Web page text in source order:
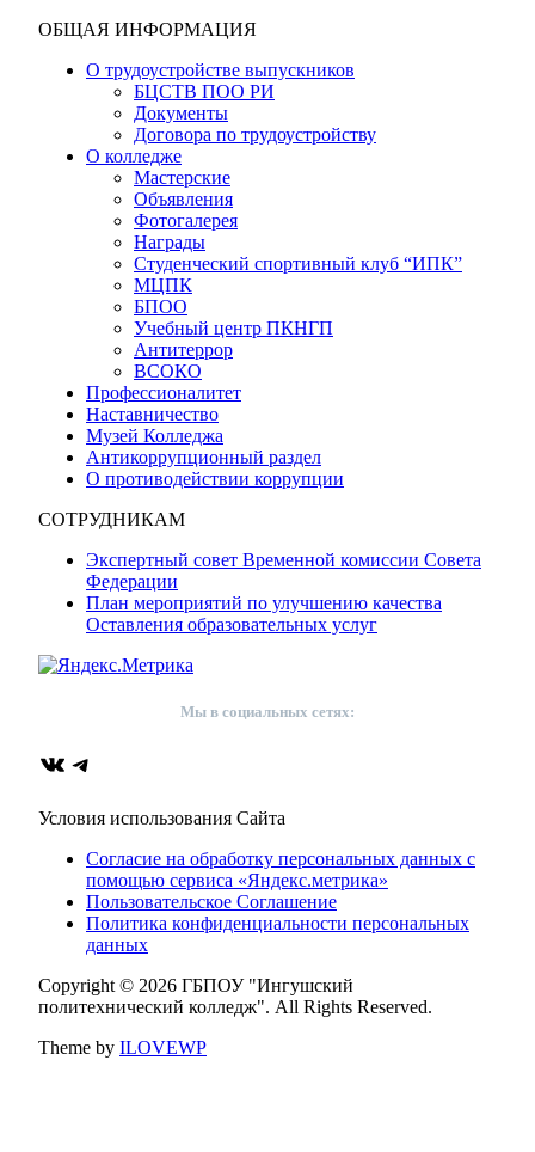
ОБЩАЯ ИНФОРМАЦИЯ
О трудоустройстве выпускников
БЦСТВ ПОО РИ
Документы
Договора по трудоустройству
О колледже
Мастерские
Объявления
Фотогалерея
Награды
Студенческий спортивный клуб “ИПК”
МЦПК
БПОО
Учебный центр ПКНГП
Антитеррор
ВСОКО
Профессионалитет
Наставничество
Музей Колледжа
Антикоррупционный раздел
О противодействии коррупции
СОТРУДНИКАМ
Экспертный совет Временной комиссии Совета
Федерации
План мероприятий по улучшению качества
Оставления образовательных услуг
Мы в социальных сетях:
ВКонтакте
Telegram
Условия использования Сайта
Согласие на обработку персональных данных с
помощью сервиса «Яндекс.метрика»
Пользовательское Соглашение
Политика конфиденциальности персональных
данных
Copyright © 2026 ГБПОУ "Ингушский
политехнический колледж". All Rights Reserved.
Theme by ILOVEWP